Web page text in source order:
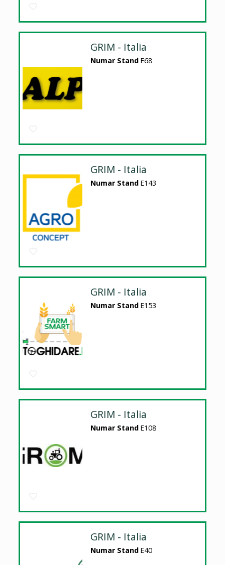
GRIM - Italia
Numar Stand E68
GRIM - Italia
Numar Stand E143
GRIM - Italia
Numar Stand E153
GRIM - Italia
Numar Stand E108
GRIM - Italia
Numar Stand E40